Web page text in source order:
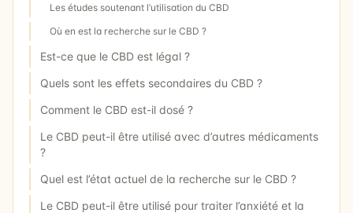
Les études soutenant l’utilisation du CBD
Où en est la recherche sur le CBD ?
Est-ce que le CBD est légal ?
Quels sont les effets secondaires du CBD ?
Comment le CBD est-il dosé ?
Le CBD peut-il être utilisé avec d’autres médicaments
?
Quel est l’état actuel de la recherche sur le CBD ?
Le CBD peut-il être utilisé pour traiter l’anxiété et la